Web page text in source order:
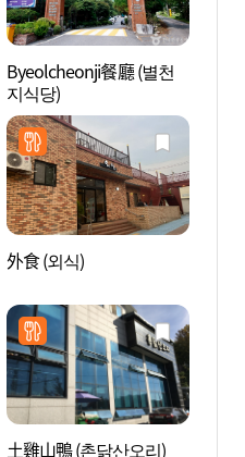
Byeolcheonji餐廳 (별천
지식당)
外食 (외식)
土雞山鴨 (촌닭산오리)